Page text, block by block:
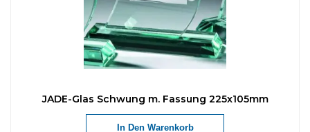
JADE-Glas Schwung m. Fassung 225x105mm
In Den Warenkorb